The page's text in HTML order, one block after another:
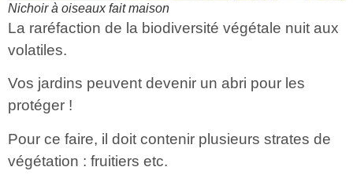
Nichoir à oiseaux fait maison
La raréfaction de la biodiversité végétale nuit aux
volatiles.
Vos jardins peuvent devenir un abri pour les
protéger !
Pour ce faire, il doit contenir plusieurs strates de
végétation : fruitiers etc.